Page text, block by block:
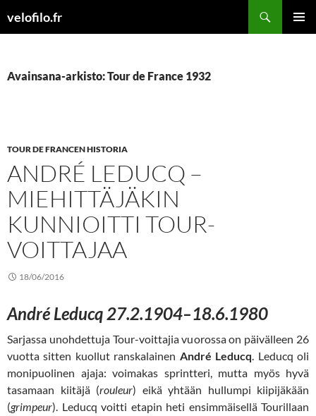
sisältöön
velofilo.fr
Avainsana-arkisto: Tour de France 1932
TOUR DE FRANCEN HISTORIA
ANDRÉ LEDUCQ –
MIEHITTÄJÄKIN
KUNNIOITTI TOUR-
VOITTAJAA
18/06/2016
André Leducq 27.2.1904–18.6.1980
Sarjassa unohdettuja Tour-voittajia vuorossa on päivälleen 26
vuotta sitten kuollut ranskalainen André Leducq. Leducq oli
monipuolinen ajaja: voimakas sprintteri, mutta myös hyvä
tasamaan kiitäjä (rouleur) eikä yhtään hullumpi kiipijäkään
(grimpeur). Leducq voitti etapin heti ensimmäisellä Tourillaan